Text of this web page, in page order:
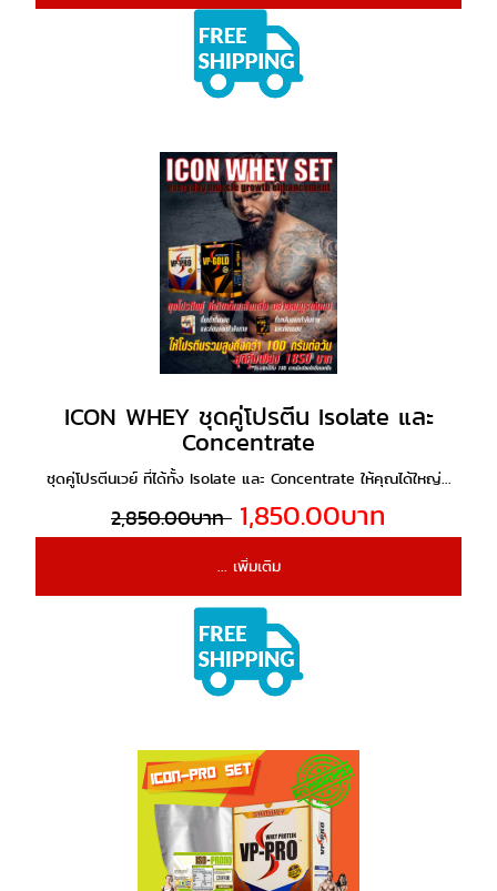
ICON WHEY ชุดคู่โปรตีน Isolate และ
Concentrate
ชุดคู่โปรตีนเวย์ ที่ได้ทั้ง Isolate และ Concentrate ให้คุณได้ใหญ่...
2,850.00บาท 1,850.00บาท
... เพิ่มเติม